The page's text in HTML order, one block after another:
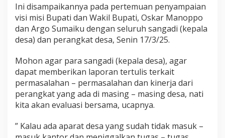
u
k
K
a
o
H
a
s
D
Ini disampaikannya pada pertemuan penyampaian
visi misi Bupati dan Wakil Bupati, Oskar Manoppo
dan Argo Sumaiku dengan seluruh sangadi (kepala
desa) dan perangkat desa, Senin 17/3/25.
Mohon agar para sangadi (kepala desa), agar
dapat memberikan laporan tertulis terkait
permasalahan – permasalahan dan kinerja dari
perangkat yang ada di masing – masing desa, nati
kita akan evaluasi bersama, ucapnya.
” Kalau ada aparat desa yang sudah tidak masuk –